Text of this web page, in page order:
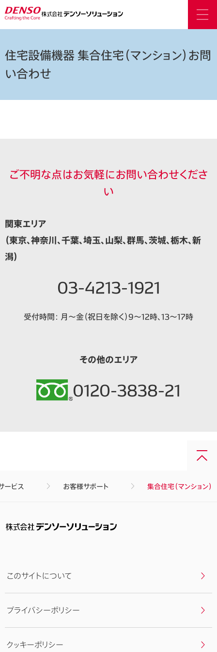
住宅設備機器 集合住宅（マンション）お問
い合わせ
ご不明な点はお気軽にお問い合わせくださ
い
関東エリア
（東京、神奈川、千葉、埼玉、山梨、群馬、茨城、栃木、新
潟）
03-4213-1921
受付時間： 月～金（祝日を除く）9～12時、13～17時
その他のエリア
0120-3838-21
上
ービス お客様サポート 集合住宅（マンション）
このサイトについて
プライバシーポリシー
クッキーポリシー